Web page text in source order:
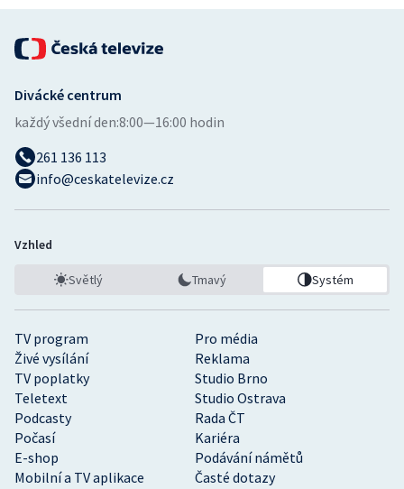
TV program
Pro média
Živé vysílání
Reklama
TV poplatky
Studio Brno
Teletext
Studio Ostrava
Podcasty
Rada ČT
Počasí
Kariéra
E-shop
Podávání námětů
Mobilní a TV aplikace
Časté dotazy
Divácké centrum
každý všední den:8:00—16:00 hodin
261 136 113
info@ceskatelevize.cz
Vzhled
Světlý Tmavý Systém